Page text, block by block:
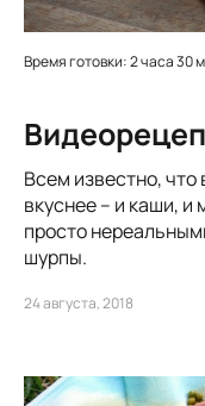
Время готовки: 2 часа 30
Всем известно, что
вкуснее – и каши, и
просто
шурпы.
24 августа, 2018